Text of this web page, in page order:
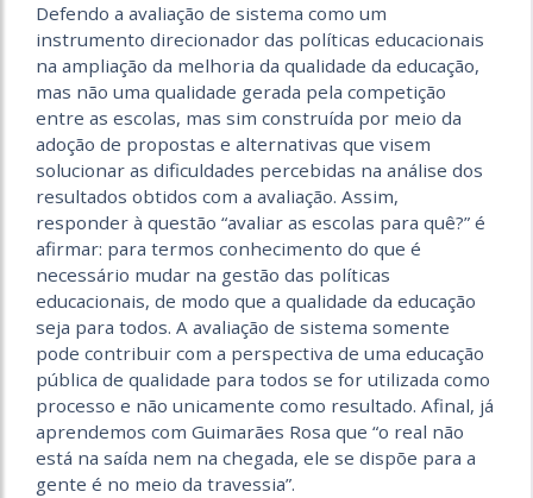
Defendo a avaliação de sistema como um
instrumento direcionador das políticas educacionais
na ampliação da melhoria da qualidade da educação,
mas não uma qualidade gerada pela competição
entre as escolas, mas sim construída por meio da
adoção de propostas e alternativas que visem
solucionar as dificuldades percebidas na análise dos
resultados obtidos com a avaliação. Assim,
responder à questão “avaliar as escolas para quê?” é
afirmar: para termos conhecimento do que é
necessário mudar na gestão das políticas
educacionais, de modo que a qualidade da educação
seja para todos. A avaliação de sistema somente
pode contribuir com a perspectiva de uma educação
pública de qualidade para todos se for utilizada como
processo e não unicamente como resultado. Afinal, já
aprendemos com Guimarães Rosa que “o real não
está na saída nem na chegada, ele se dispõe para a
gente é no meio da travessia”.